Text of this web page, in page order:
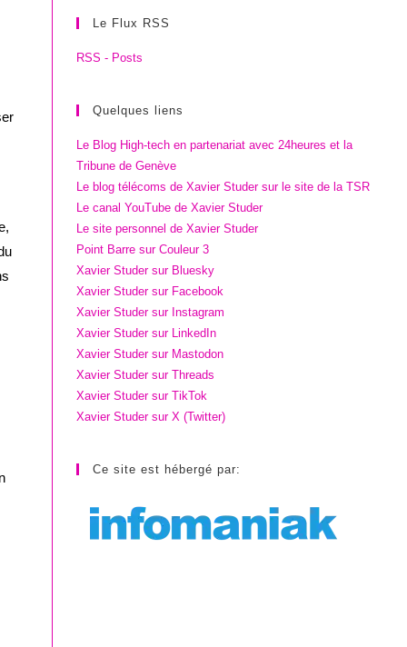
Le Flux RSS
RSS - Posts
Quelques liens
Le Blog High-tech en partenariat avec 24heures et la
Tribune de Genève
Le blog télécoms de Xavier Studer sur le site de la TSR
Le canal YouTube de Xavier Studer
Le site personnel de Xavier Studer
Point Barre sur Couleur 3
Xavier Studer sur Bluesky
Xavier Studer sur Facebook
Xavier Studer sur Instagram
Xavier Studer sur LinkedIn
Xavier Studer sur Mastodon
Xavier Studer sur Threads
Xavier Studer sur TikTok
Xavier Studer sur X (Twitter)
Ce site est hébergé par: